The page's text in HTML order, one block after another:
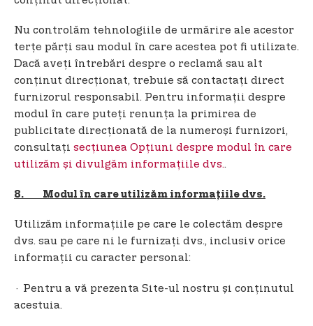
Nu controlăm tehnologiile de urmărire ale acestor
terțe părți sau modul în care acestea pot fi utilizate.
Dacă aveți întrebări despre o reclamă sau alt
conținut direcționat, trebuie să contactați direct
furnizorul responsabil. Pentru informații despre
modul în care puteți renunța la primirea de
publicitate direcționată de la numeroși furnizori,
consultați secțiunea Opțiuni despre modul în care
utilizăm și divulgăm informațiile dvs..
8. Modul în care utilizăm informațiile dvs.
Utilizăm informațiile pe care le colectăm despre
dvs. sau pe care ni le furnizați dvs., inclusiv orice
informații cu caracter personal:
· Pentru a vă prezenta Site-ul nostru și conținutul
acestuia.